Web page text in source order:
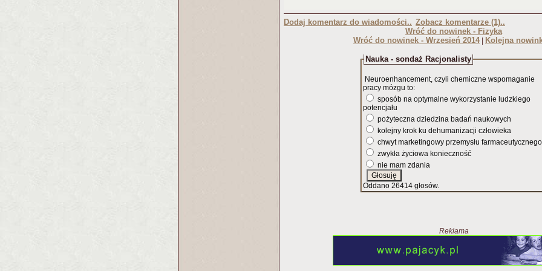
Dodaj komentarz do wiadomości.. Zobacz komentarze (1)..
Wróć do nowinek - Fizyka
Wróć do nowinek - Wrzesień 2014
Kolejna
Nauka - sondaż Racjonalisty
Neuroenhancement, czyli chemiczne wspomaganie
pracy mózgu to:
sposób na optymalne wykorzystanie ludzkiego
potencjału
pożyteczna dziedzina badań naukowych
kolejny krok ku dehumanizacji człowieka
chwyt marketingowy przemysłu farmaceutycznego
zwykła życiowa konieczność
nie mam zdania
Oddano 26414 głosów.
Reklama